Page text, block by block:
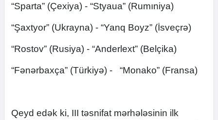
“Sparta” (Çexiya) - “Styaua” (Rumıniya)
“Şaxtyor” (Ukrayna) - “Yanq Boyz” (İsveçrə)
“Rostov” (Rusiya) - “Anderlext” (Belçika)
“Fənərbaxça” (Türkiyə) - “Monako” (Fransa)
Qeyd edək ki, III təsnifat mərhələsinin ilk